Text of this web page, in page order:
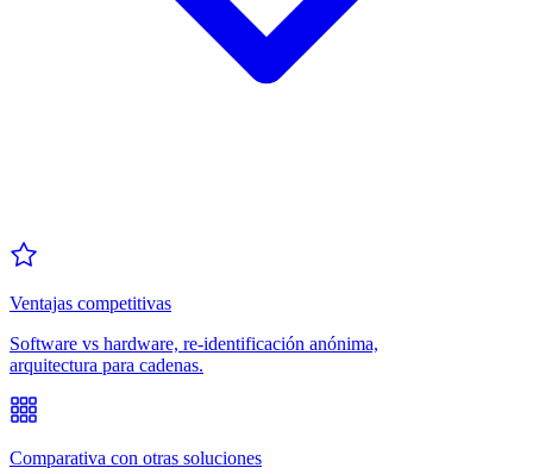
Ventajas competitivas
Software vs hardware, re-identificación anónima,
arquitectura para cadenas.
Comparativa con otras soluciones